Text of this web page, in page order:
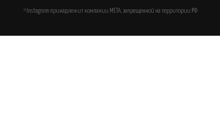
*Instagram принадлежит компании META, запрещенной на территории РФ